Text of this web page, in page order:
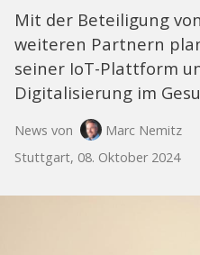
Mit der Beteiligung
weiteren Partnern
seiner IoT-Plattform
Digitalisierung im
News von
Marc Nemitz
Stuttgart, 08. Oktober 2024